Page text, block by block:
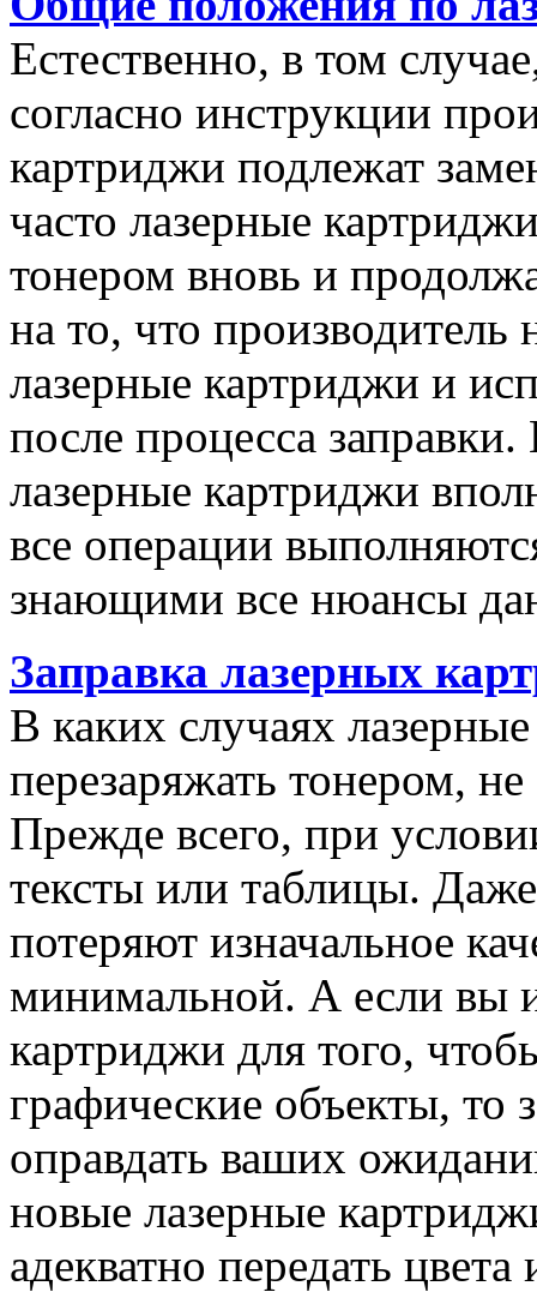
Естественно, в том
согласно инструкции
картриджи подлежат
часто лазерные
тонером вновь и
на то, что производитель
лазерные картриджи и
после процесса
лазерные картриджи
все операции
знающими все нюансы
Заправка лазерных
В каких случаях
перезаряжать тонером, не
Прежде всего, при
тексты или таблицы.
потеряют изначальное
минимальной. А если вы
картриджи для того,
графические объекты, то
оправдать ваших
новые лазерные
адекватно передать